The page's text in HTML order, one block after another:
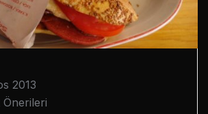
2013
Önerileri